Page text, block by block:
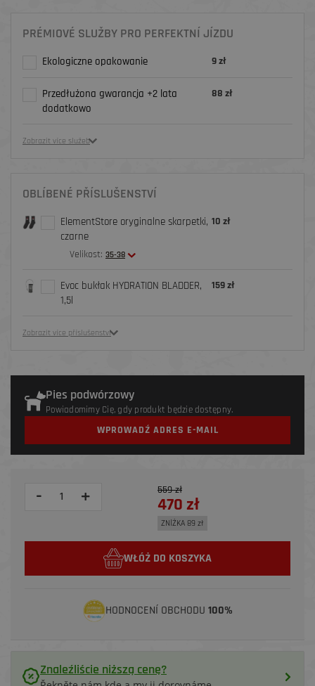
PRÉMIOVÉ SLUŽBY PRO PERFEKTNÍ JÍZDU
Ekologiczne opakowanie 9 zł
Przedłużona gwarancja +2 lata
dodatkowo
88 zł
Zobrazit více služeb
OBLÍBENÉ PŘÍSLUŠENSTVÍ
ElementStore oryginalne skarpetki,
czarne
Velikost: 35-38
10 zł
Evoc bukłak HYDRATION BLADDER,
1,5l
159 zł
Zobrazit více příslušenství
Pies podwórzowy
Powiadomimy Cię, gdy produkt będzie dostępny.
WPROWADŹ ADRES E-MAIL
- + 559 zł
470 zł
ZNİŻKA 89 zł
WŁÓŻ DO KOSZYKA
HODNOCENÍ OBCHODU 100%
Znaleźliście niższą cenę?